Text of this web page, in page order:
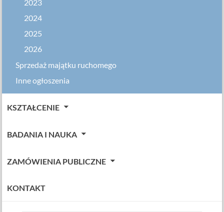
2023
2024
2025
2026
Sprzedaż majątku ruchomego
Inne ogłoszenia
KSZTAŁCENIE
BADANIA I NAUKA
ZAMÓWIENIA PUBLICZNE
KONTAKT